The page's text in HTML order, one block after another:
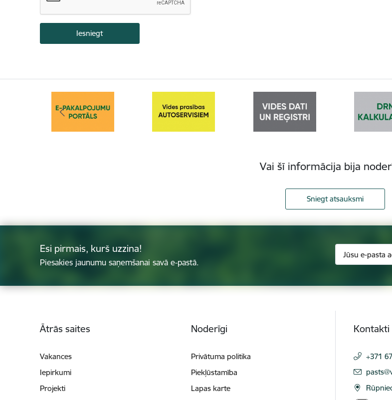
Vai šī informācija bija
Sniegt atsauksmi
Esi pirmais, kurš uzzina!
Piesakies jaunumu saņemšanai savā e-pastā.
Ātrās saites
Vakances
Iepirkumi
Projekti
Noderīgi
Privātuma politika
Piekļūstamība
Lapas karte
Kontakti
+371
E-